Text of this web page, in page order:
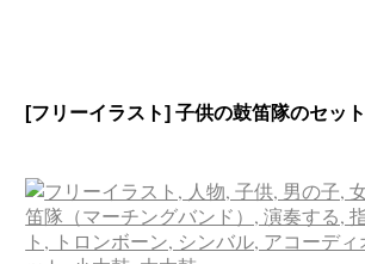
[フリーイラスト] 子供の鼓笛隊のセッ